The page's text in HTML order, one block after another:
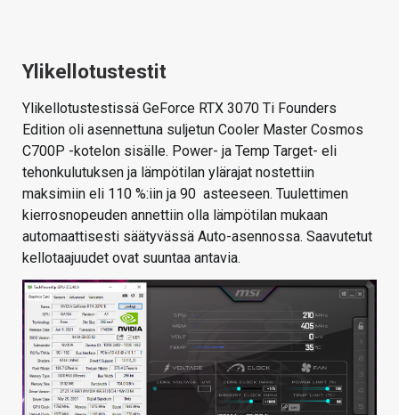
Ylikellotustestit
Ylikellotustestissä GeForce RTX 3070 Ti Founders
Edition oli asennettuna suljetun Cooler Master Cosmos
C700P -kotelon sisälle. Power- ja Temp Target- eli
tehonkulutuksen ja lämpötilan ylärajat nostettiin
maksimiin eli 110 %:iin ja 90 asteeseen. Tuulettimen
kierrosnopeuden annettiin olla lämpötilan mukaan
automaattisesti säätyvässä Auto-asennossa. Saavutetut
kellotaajuudet ovat suuntaa antavia.